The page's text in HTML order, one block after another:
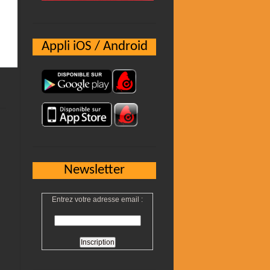
Appli iOS / Android
Newsletter
Entrez votre adresse email :